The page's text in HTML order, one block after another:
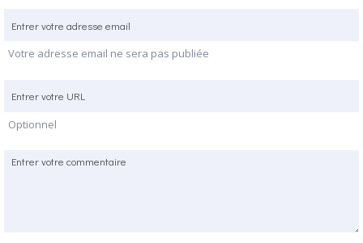
Votre adresse email ne sera pas publiée
Optionnel